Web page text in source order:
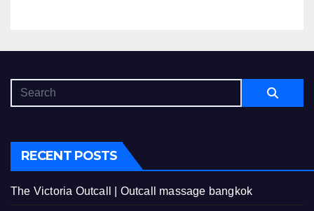
RECENT POSTS
The Victoria Outcall | Outcall massage bangkok